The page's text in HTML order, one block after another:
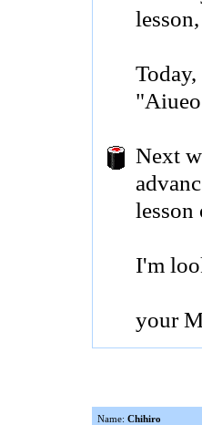
Next
I'm
your
Name: Chihiro